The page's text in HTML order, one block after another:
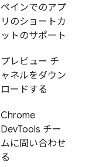
ペインでのアプ
リのショートカ
ットのサポート
プレビュー チ
ャネルをダウン
ロードする
Chrome
DevTools チー
ムに問い合わせ
る